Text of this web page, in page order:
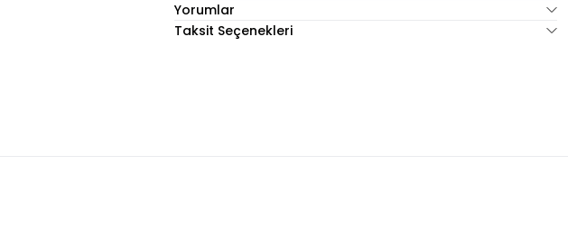
Yorumlar
Taksit Seçenekleri